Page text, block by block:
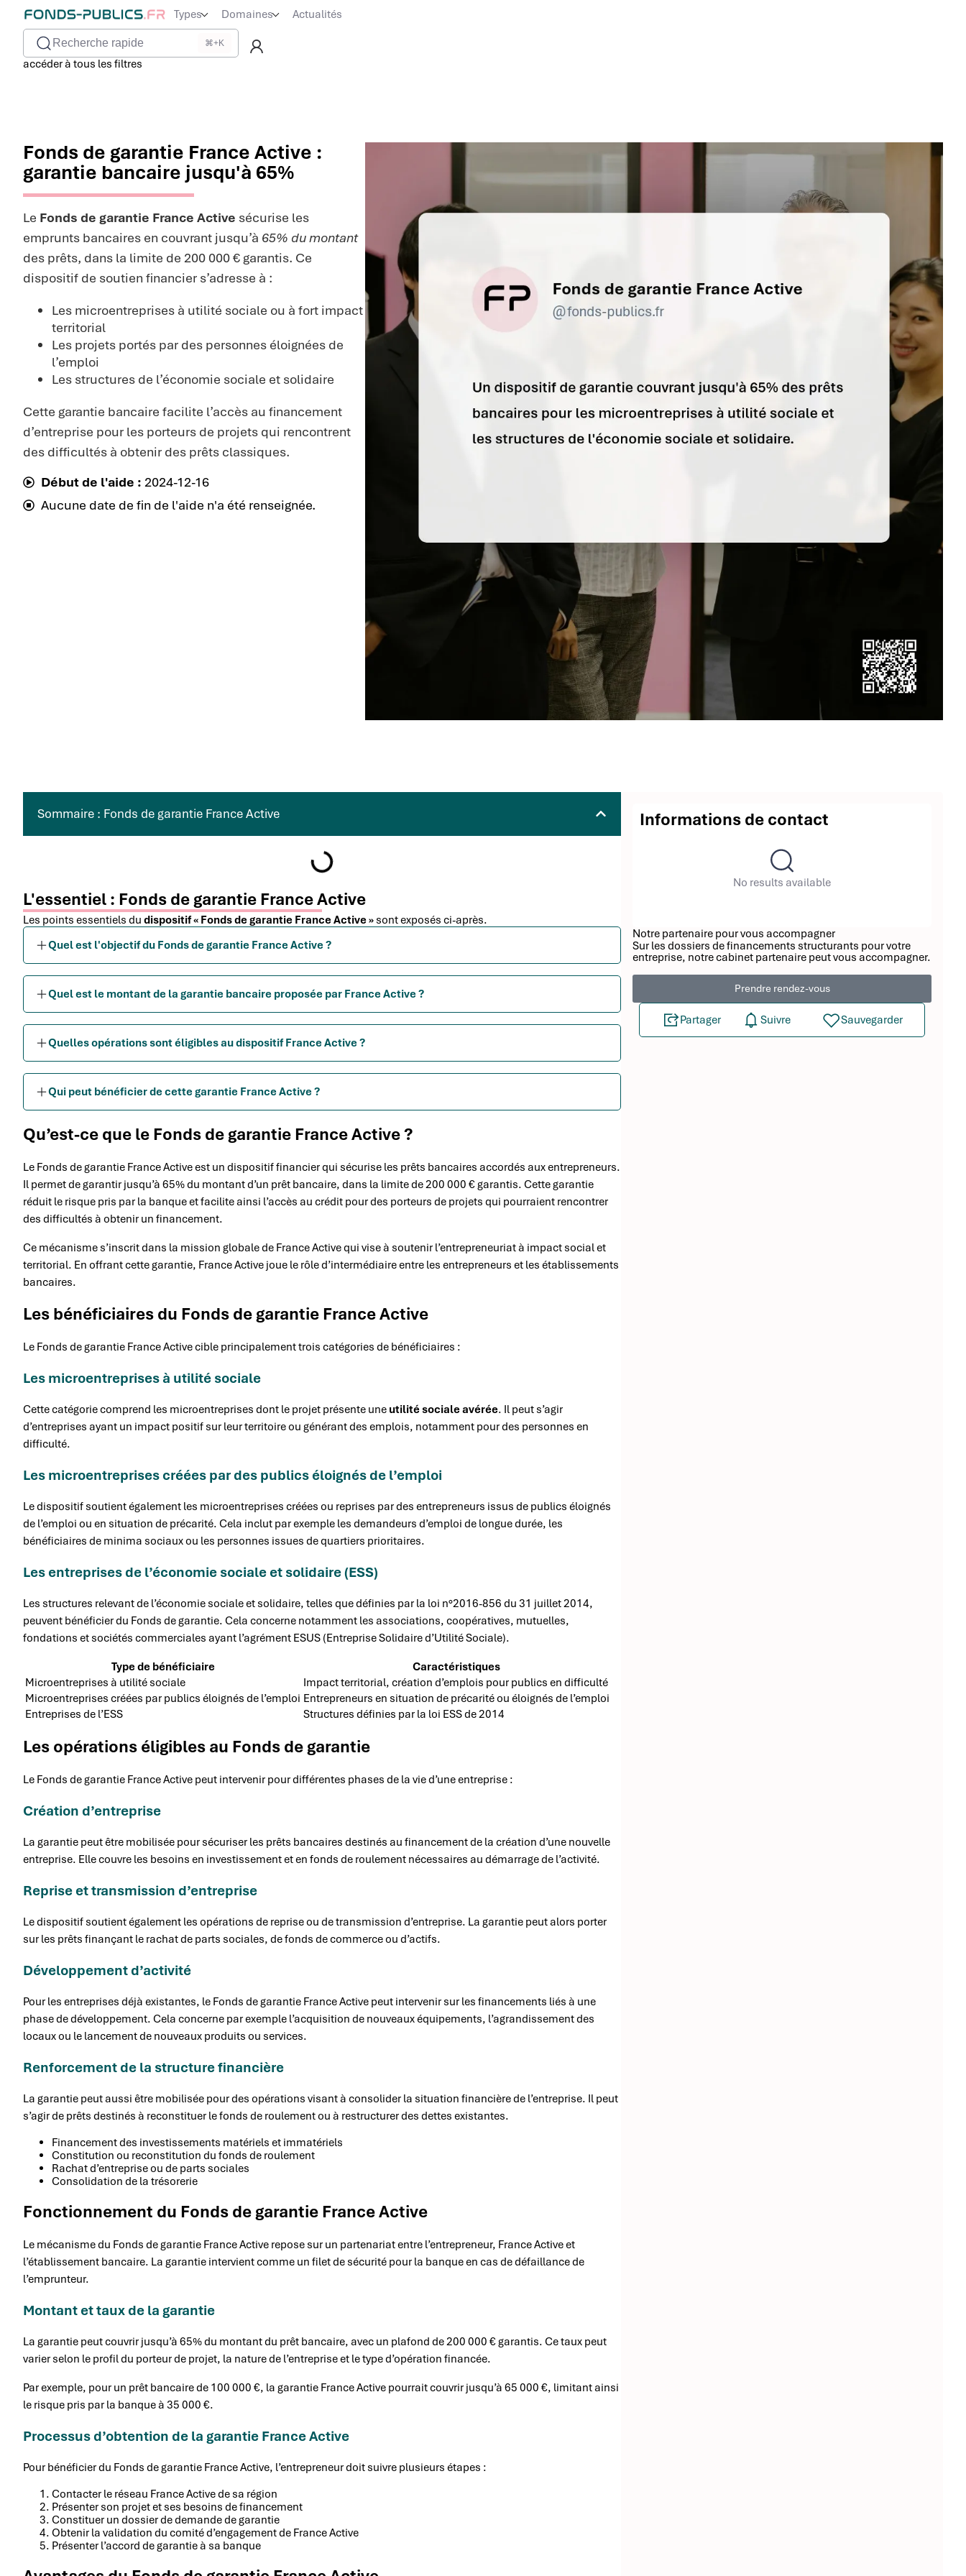
Types Domaines Actualités
Recherche rapide ⌘+K
accéder à tous les filtres
Fonds de garantie France Active :
garantie bancaire jusqu'à 65%
Le Fonds de garantie France Active sécurise les
emprunts bancaires en couvrant jusqu’à 65% du montant
des prêts, dans la limite de 200 000 € garantis. Ce
dispositif de soutien financier s’adresse à :
Les microentreprises à utilité sociale ou à fort impact
territorial
Les projets portés par des personnes éloignées de
l’emploi
Les structures de l’économie sociale et solidaire
Cette garantie bancaire facilite l’accès au financement
d’entreprise pour les porteurs de projets qui rencontrent
des difficultés à obtenir des prêts classiques.
Début de l'aide : 2024-12-16
Aucune date de fin de l'aide n'a été renseignée.
Sommaire : Fonds de garantie France Active
L'essentiel : Fonds de garantie France Active
Les points essentiels du dispositif « Fonds de garantie France Active » sont exposés ci-après.
Quel est l'objectif du Fonds de garantie France Active ?
Quel est le montant de la garantie bancaire proposée par France Active ?
Quelles opérations sont éligibles au dispositif France Active ?
Qui peut bénéficier de cette garantie France Active ?
Qu’est-ce que le Fonds de garantie France Active ?
Le Fonds de garantie France Active est un dispositif financier qui sécurise les prêts bancaires accordés aux entrepreneurs.
Il permet de garantir jusqu’à 65% du montant d’un prêt bancaire, dans la limite de 200 000 € garantis. Cette garantie
réduit le risque pris par la banque et facilite ainsi l’accès au crédit pour des porteurs de projets qui pourraient rencontrer
des difficultés à obtenir un financement.
Ce mécanisme s’inscrit dans la mission globale de France Active qui vise à soutenir l’entrepreneuriat à impact social et
territorial. En offrant cette garantie, France Active joue le rôle d’intermédiaire entre les entrepreneurs et les établissements
bancaires.
Les bénéficiaires du Fonds de garantie France Active
Le Fonds de garantie France Active cible principalement trois catégories de bénéficiaires :
Les microentreprises à utilité sociale
Cette catégorie comprend les microentreprises dont le projet présente une utilité sociale avérée. Il peut s’agir
d’entreprises ayant un impact positif sur leur territoire ou générant des emplois, notamment pour des personnes en
difficulté.
Les microentreprises créées par des publics éloignés de l’emploi
Le dispositif soutient également les microentreprises créées ou reprises par des entrepreneurs issus de publics éloignés
de l’emploi ou en situation de précarité. Cela inclut par exemple les demandeurs d’emploi de longue durée, les
bénéficiaires de minima sociaux ou les personnes issues de quartiers prioritaires.
Les entreprises de l’économie sociale et solidaire (ESS)
Les structures relevant de l’économie sociale et solidaire, telles que définies par la loi n°2016-856 du 31 juillet 2014,
peuvent bénéficier du Fonds de garantie. Cela concerne notamment les associations, coopératives, mutuelles,
fondations et sociétés commerciales ayant l’agrément ESUS (Entreprise Solidaire d’Utilité Sociale).
Type de bénéficiaire
Caractéristiques
Microentreprises à utilité sociale
Impact territorial, création d’emplois pour publics en difficulté
Microentreprises créées par publics éloignés de l’emploi Entrepreneurs en situation de précarité ou éloignés de l’emploi
Entreprises de l’ESS
Structures définies par la loi ESS de 2014
Les opérations éligibles au Fonds de garantie
Le Fonds de garantie France Active peut intervenir pour différentes phases de la vie d’une entreprise :
Création d’entreprise
La garantie peut être mobilisée pour sécuriser les prêts bancaires destinés au financement de la création d’une nouvelle
entreprise. Elle couvre les besoins en investissement et en fonds de roulement nécessaires au démarrage de l’activité.
Reprise et transmission d’entreprise
Le dispositif soutient également les opérations de reprise ou de transmission d’entreprise. La garantie peut alors porter
sur les prêts finançant le rachat de parts sociales, de fonds de commerce ou d’actifs.
Développement d’activité
Pour les entreprises déjà existantes, le Fonds de garantie France Active peut intervenir sur les financements liés à une
phase de développement. Cela concerne par exemple l’acquisition de nouveaux équipements, l’agrandissement des
locaux ou le lancement de nouveaux produits ou services.
Renforcement de la structure financière
La garantie peut aussi être mobilisée pour des opérations visant à consolider la situation financière de l’entreprise. Il peut
s’agir de prêts destinés à reconstituer le fonds de roulement ou à restructurer des dettes existantes.
Financement des investissements matériels et immatériels
Constitution ou reconstitution du fonds de roulement
Rachat d’entreprise ou de parts sociales
Consolidation de la trésorerie
Fonctionnement du Fonds de garantie France Active
Le mécanisme du Fonds de garantie France Active repose sur un partenariat entre l’entrepreneur, France Active et
l’établissement bancaire. La garantie intervient comme un filet de sécurité pour la banque en cas de défaillance de
l’emprunteur.
Montant et taux de la garantie
La garantie peut couvrir jusqu’à 65% du montant du prêt bancaire, avec un plafond de 200 000 € garantis. Ce taux peut
varier selon le profil du porteur de projet, la nature de l’entreprise et le type d’opération financée.
Par exemple, pour un prêt bancaire de 100 000 €, la garantie France Active pourrait couvrir jusqu’à 65 000 €, limitant ainsi
le risque pris par la banque à 35 000 €.
Processus d’obtention de la garantie France Active
Pour bénéficier du Fonds de garantie France Active, l’entrepreneur doit suivre plusieurs étapes :
Contacter le réseau France Active de sa région
Présenter son projet et ses besoins de financement
Constituer un dossier de demande de garantie
Obtenir la validation du comité d’engagement de France Active
Présenter l’accord de garantie à sa banque
Informations de contact
No results available
Notre partenaire pour vous accompagner
Sur les dossiers de financements structurants pour votre
entreprise, notre cabinet partenaire peut vous accompagner.
Prendre rendez-vous
Partager Suivre Sauvegarder